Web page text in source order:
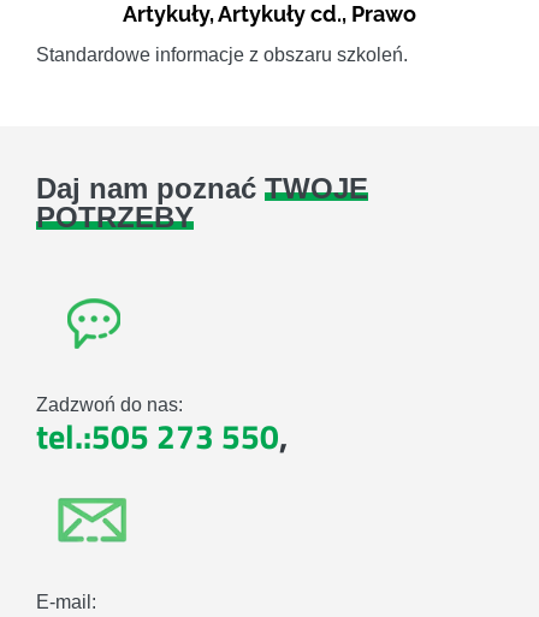
Artykuły,Artykuły cd., Prawo
Standardowe informacje z obszaru szkoleń.
Daj nam poznać TWOJE
POTRZEBY
Zadzwoń do nas:
tel.:505 273 550,
E-mail: